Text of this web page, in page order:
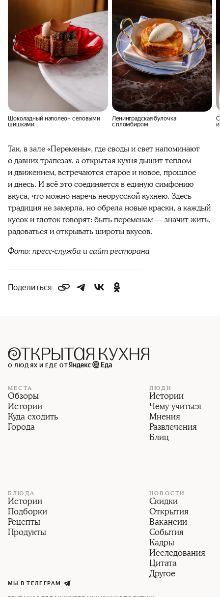
Шоколадный наполеон с еловыми
шишками
Ленинградская булочка
с пломбиром
Так, в зале «Перемены», где своды и свет напоминают
о давних трапезах, а открытая кухня дышит теплом
и движением, встречаются старое и новое, прошлое
и днесь. И всё это соединяется в единую симфонию
вкуса, что можно наречь неорусской кухнею. Здесь
традиция не замерла, но обрела новые краски, а каждый
кусок и глоток говорят: быть переменам — значит жить,
радоваться и открывать широты вкусов.
Фото: пресс-служба и сайт ресторана
Поделиться
О ЛЮДЯХ И ЕДЕ ОТ
МЕСТА
Обзоры
Истории
Куда сходить
Города
ЛЮДИ
Истории
Чему учиться
Мнения
Развлечения
Блиц
БЛЮДА
Истории
Подборки
Рецепты
Продукты
НОВОСТИ
Скидки
Открытия
Вакансии
События
Кадры
Исследования
Цитата
Другое
МЫ В ТЕЛЕГРАМ